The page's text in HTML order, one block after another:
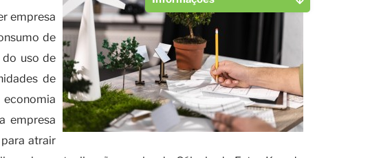
empresa
de
do uso de
de
empresa
atrair